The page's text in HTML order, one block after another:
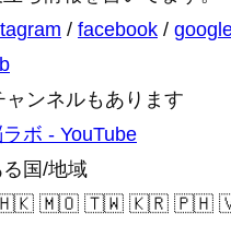
/ facebook /
ャンネルもあります
ボ - YouTube
国/地域
🇲🇴 🇹🇼 🇰🇷 🇵🇭